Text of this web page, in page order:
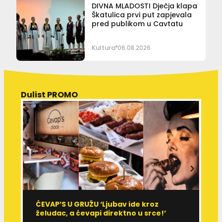
DIVNA MLADOSTI Dječja klapa
Škatulica prvi put zapjevala
pred publikom u Cavtatu
Kultura 06.08.2026
Dulist PROMO
ĆEVAP’S U GRUŽU ‘Ljubav ide kroz
želudac, a ćevapi direktno u srce!’